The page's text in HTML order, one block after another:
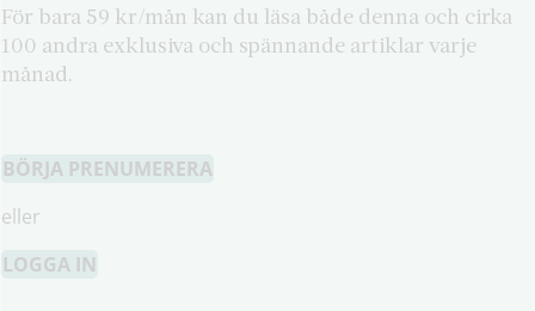
För bara 59 kr/mån kan du läsa både denna och cirka
100 andra exklusiva och spännande artiklar varje
månad.
BÖRJA PRENUMERERA
eller
LOGGA IN